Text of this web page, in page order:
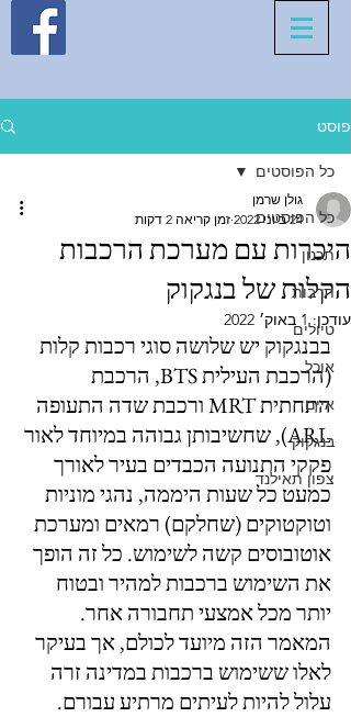
פוסט
כל הפוסטים
תכנון
תרבות
טיולים
אוכל
איים
בנגקוק
צפון תאילנד
כל הפוסטים
היכרות עם מערכת הרכבות
הקלות של בנגקוק
גולן שרמן
24 ביוני 2022
זמן קריאה 2 דקות
עודכן:1 באוק׳ 2022
בבנגקוק יש שלושה סוגי רכבות קלות
(הרכבת העילית BTS, הרכבת
התחתית MRT ורכבת שדה התעופה
ARL), שחשיבותן גבוהה במיוחד לאור
פקקי התנועה הכבדים בעיר לאורך
כמעט כל שעות היממה, נהגי מוניות
וטוקטוקים (שחלקם) רמאים ומערכת
אוטובוסים קשה לשימוש. כל זה הופך
את השימוש ברכבות למהיר ובטוח
יותר מכל אמצעי תחבורה אחר.
המאמר הזה מיועד לכולם, אך בעיקר
לאלו ששימוש ברכבות במדינה זרה
עלול להיות לעיתים מרתיע עבורם.